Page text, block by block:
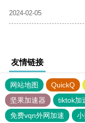
2024-02-05
友情链接
网站地图 QuickQ
坚果加速器
tiktok加
免费vqn外网加速